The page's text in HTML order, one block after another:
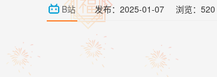
B站 发布：2025-01-07 浏览：520